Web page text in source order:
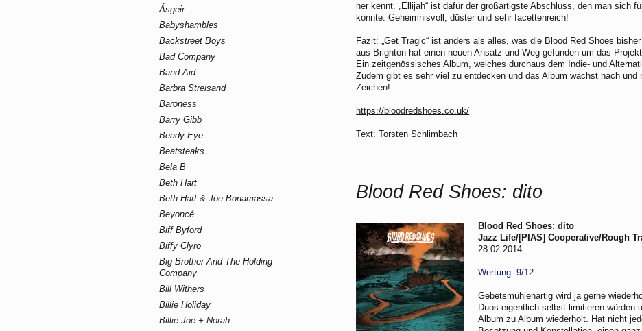
her kennt. „Ellijah“ ist dafür der großartigste Abschluss, den man sich
konnte. Geheimnisvoll, düster und sehr facettenreich!
Fazit: „Get Tragic“ ist anders als alles, was die Blood Red Shoes
aus Brighton hat einen neuen Ansatz und Weg gefunden um das
Ein zeitgenössisches Album, welches durchaus dem Indie- und
Zudem gibt es sehr viel zu entdecken und das Album wächst nach und
Zeichen!
https://bloodredshoes.co.uk/
Text: Torsten Schlimbach
Blood Red Shoes: dito
Blood Red Shoes: dito
Jazz Life/[PIAS] Cooperative/Rough
28.02.2014
Wertung: 9/12
Gebetsmühlenartig wird ja gerne
Duos eigentlich selbst limitieren würden
Album zu Album wiederholt. Hat nicht
Ásgeir
Babyshambles
Backstreet Boys
Bad Company
Band Aid
Barbra Streisand
Baroness
Barry Gibb
Beady Eye
Beatsteaks
Bela B
Beth Hart
Beth Hart & Joe Bonamassa
Beyoncé
Biff Byford
Biffy Clyro
Big Brother And The Holding
Company
Bill Withers
Billie Holiday
Billie Joe + Norah